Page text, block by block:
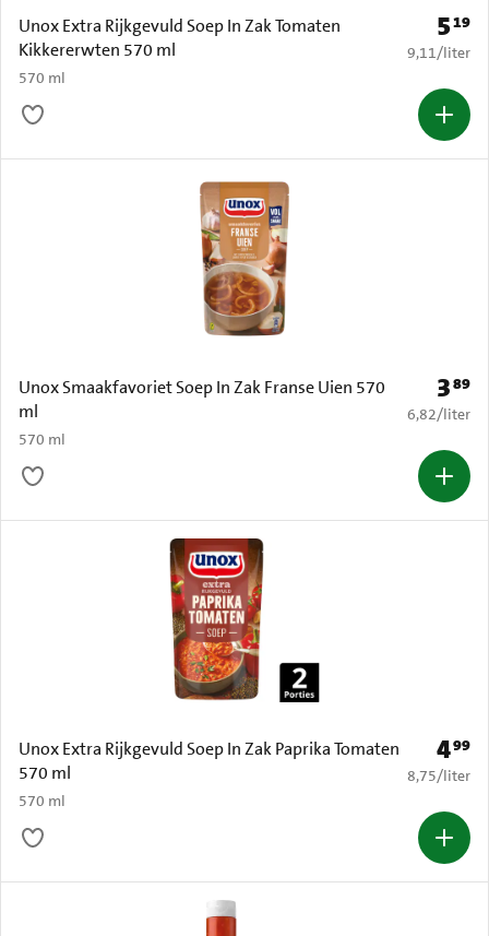
Unox Extra Rijkgevuld Soep In Zak Tomaten
Kikkererwten 570 ml
570 ml
Prijs:
519
€ 9,11 per
9,11/liter
Unox Smaakfavoriet Soep In Zak Franse Uien 570
ml
570 ml
Prijs:
389
€ 6,82 per
6,82/liter
Unox Extra Rijkgevuld Soep In Zak Paprika Tomaten
570 ml
570 ml
Prijs:
499
€ 8,75 per
8,75/liter